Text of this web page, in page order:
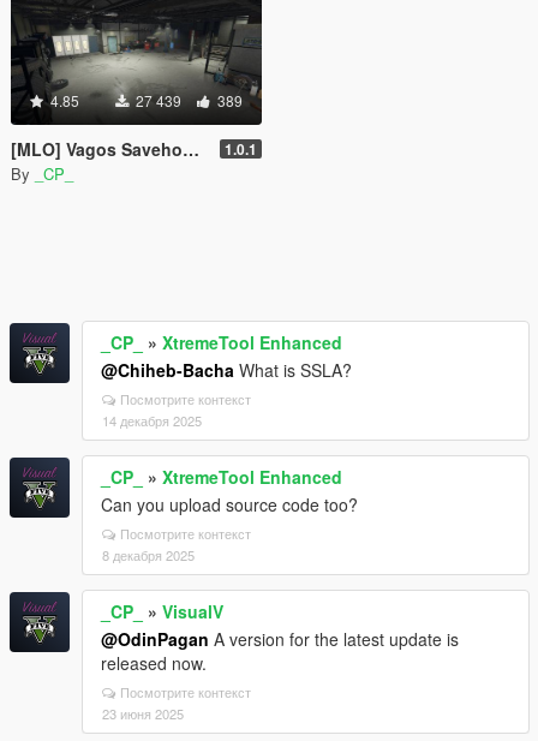
4.85 27 439 389
[MLO] Vagos Savehouse Interior [Add-On SP / FiveM] 1.0.1
By _CP_
_CP_ » XtremeTool Enhanced
@Chiheb-Bacha What is SSLA?
Посмотрите контекст
14 декабря 2025
_CP_ » XtremeTool Enhanced
Can you upload source code too?
Посмотрите контекст
8 декабря 2025
_CP_ » VisualV
@OdinPagan A version for the latest update is
released now.
Посмотрите контекст
23 июня 2025